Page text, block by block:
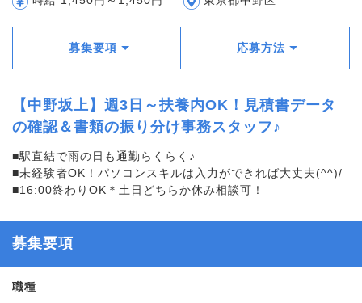
募集要項 応募方法
【中野坂上】週3日～扶養内OK！見積書データ
の確認＆書類の振り分け事務スタッフ♪
■駅直結で雨の日も通勤らくらく♪
■未経験者OK！パソコンスキルは入力ができれば大丈夫(^^)/
■16:00終わりOK＊土日どちらか休み相談可！
募集要項
職種